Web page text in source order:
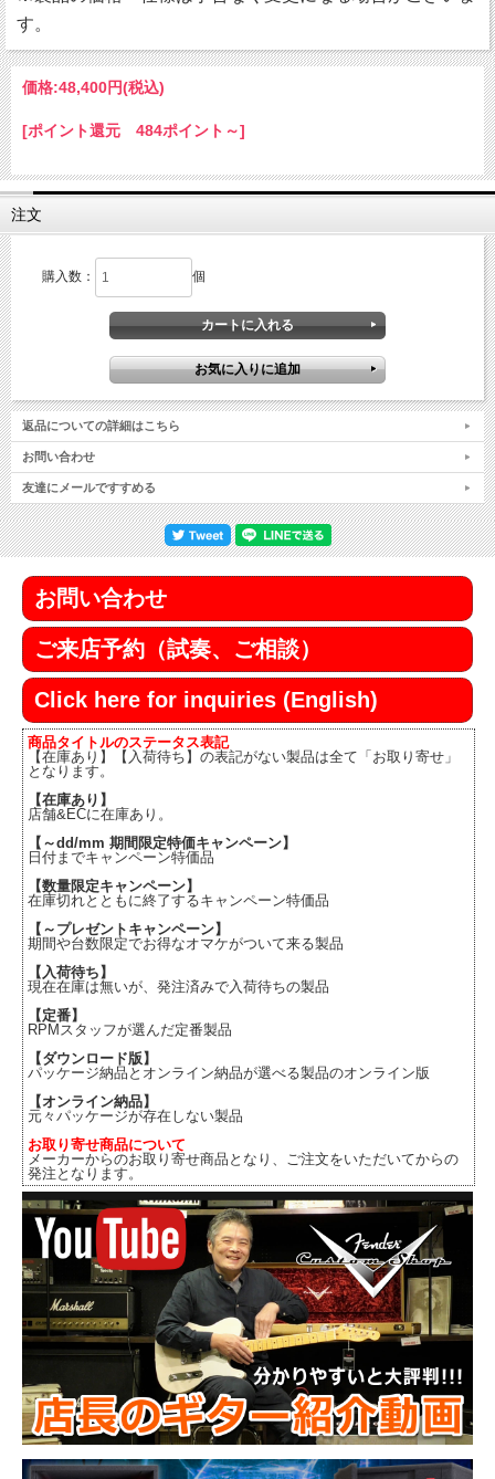
す。
価格:48,400円(税込)
[ポイント還元 484ポイント～]
注文
購入数： 個
返品についての詳細はこちら
お問い合わせ
友達にメールですすめる
お問い合わせ
ご来店予約（試奏、ご相談）
Click here for inquiries (English)
商品タイトルのステータス表記
【在庫あり】【入荷待ち】の表記がない製品は全て「お取り寄せ」
となります。
【在庫あり】
店舗&ECに在庫あり。
【～dd/mm 期間限定特価キャンペーン】
日付までキャンペーン特価品
【数量限定キャンペーン】
在庫切れとともに終了するキャンペーン特価品
【～プレゼントキャンペーン】
期間や台数限定でお得なオマケがついて来る製品
【入荷待ち】
現在在庫は無いが、発注済みで入荷待ちの製品
【定番】
RPMスタッフが選んだ定番製品
【ダウンロード版】
パッケージ納品とオンライン納品が選べる製品のオンライン版
【オンライン納品】
元々パッケージが存在しない製品
お取り寄せ商品について
メーカーからのお取り寄せ商品となり、ご注文をいただいてからの
発注となります。